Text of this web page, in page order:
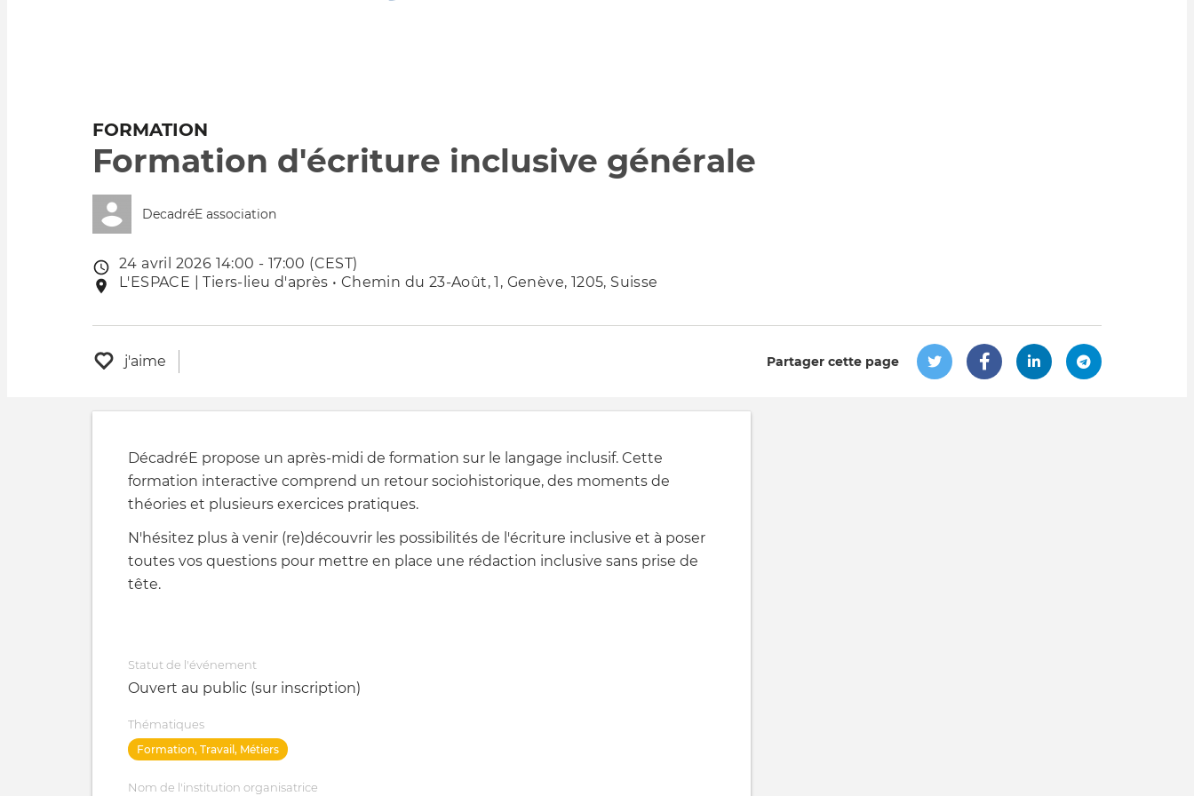
FORMATION
Formation d'écriture inclusive générale
DecadréE association
Date
de
24 avril 2026 14:00 - 17:00 (CEST)
Lieu
L'ESPACE | Tiers-lieu d'après • Chemin du 23-Août, 1, Genève, 1205, Suisse
j'aime Partager cette page
DécadréE propose un après-midi de formation sur le langage inclusif. Cette
formation interactive comprend un retour sociohistorique, des moments de
théories et plusieurs exercices pratiques.
N'hésitez plus à venir (re)découvrir les possibilités de l'écriture inclusive et à poser
toutes vos questions pour mettre en place une rédaction inclusive sans prise de
tête.
Statut de l'événement
Ouvert au public (sur inscription)
Thématiques
Formation, Travail, Métiers
Nom de l'institution organisatrice